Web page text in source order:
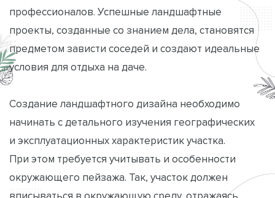
профессионалов. Успешные ландшафтные
проекты, созданные со знанием дела, становятся
предметом зависти соседей и создают идеальные
условия для отдыха на даче.
Создание ландшафтного дизайна необходимо
начинать с детального изучения географических
и эксплуатационных характеристик участка.
При этом требуется учитывать и особенности
окружающего пейзажа. Так, участок должен
вписываться в окружающую среду, отражаясь